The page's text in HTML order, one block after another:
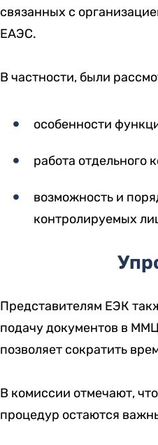
связанных с
ЕАЭС.
В частности, были
особенности
работа отдельного
возможность и
контролируемых
Представителям ЕЭК
подачу документов в
позволяет сократить
В комиссии отмечают,
процедур остаются